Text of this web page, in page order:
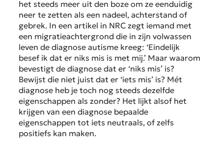
het steeds meer uit den boze om ze eenduidig
neer te zetten als een nadeel, achterstand of
gebrek. In een artikel in NRC zegt iemand met
een migratieachtergrond die in zijn volwassen
leven de diagnose autisme kreeg: ‘Eindelijk
besef ik dat er niks mis is met mij.’ Maar waarom
bevestigt de diagnose dat er ‘niks mis’ is?
Bewijst die niet juist dat er ‘iets mis’ is? Mét
diagnose heb je toch nog steeds dezelfde
eigenschappen als zonder? Het lijkt alsof het
krijgen van een diagnose bepaalde
eigenschappen tot iets neutraals, of zelfs
positiefs kan maken.